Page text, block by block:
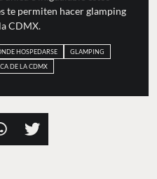
te permiten hacer glamping
CDMX.
HOSPEDARSE
GLAMPING
DE LA CDMX